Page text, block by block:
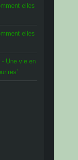
elles
elles
Une vie en